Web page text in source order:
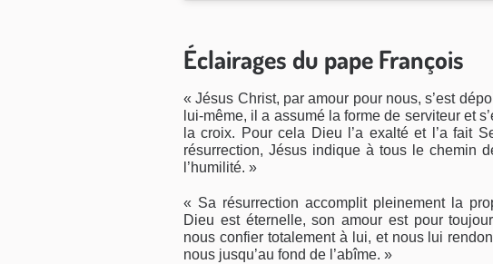
Éclairages du pape François
« Jésus Christ, par amour pour nous, s’est
lui-même, il a assumé la forme de serviteur et
la croix. Pour cela Dieu l’a exalté et l’a fait
résurrection, Jésus indique à tous le chemin
l’humilité. »
« Sa résurrection accomplit pleinement la
Dieu est éternelle, son amour est pour
nous confier totalement à lui, et nous lui
nous jusqu’au fond de l’abîme. »